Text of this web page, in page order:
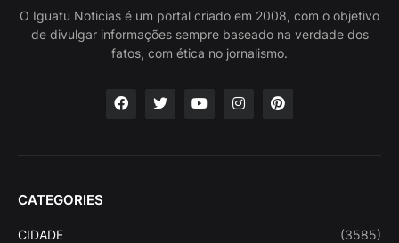
O Iguatu Noticias é um portal criado em 2008, com o objetivo
de divulgar informações sempre baseado na verdade dos
fatos, com ética no jornalismo.
CATEGORIES
CIDADE (3585)